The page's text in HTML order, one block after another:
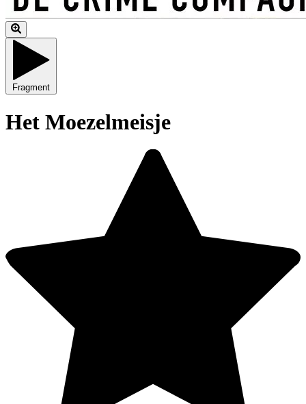
Fragment
Het Moezelmeisje